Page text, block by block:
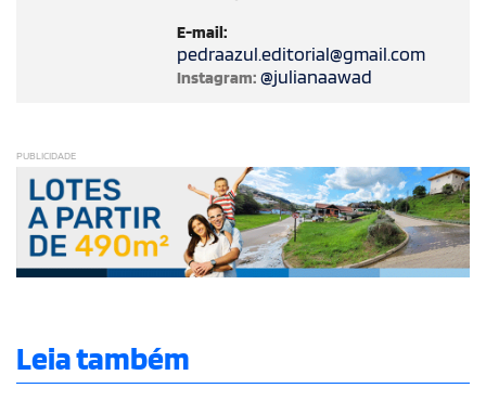
E-mail:
pedraazul.editorial@gmail.com
Instagram: @julianaawad
PUBLICIDADE
Leia também